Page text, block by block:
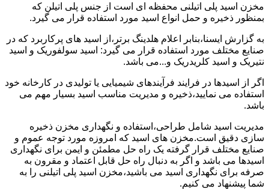
مخزن اسید پلی اتیلنی محفظه ای است از جنس پلی اتیلن که
بمنظور ذخیره و حمل انواع اسید مورد استفاده قرار می گیرد.
به گزارش ایسنا،بنابر اعلام هلدینگ برتر،از اسید های پرکاربرد که در
صنایع مختلف مورد استفاده قرار می گیرد: اسید سولفوریک و اسید
نتیریک و اسید کلریدریک و...می باشد.
اگر از اسیدها در فرایند فرآیندهای شیمیایی یا تولیدی در کارخانه خود
استفاده می نمایید،ذخیره و مدیریت مناسب اسید بسیار مهم می
باشد.
مدیریت اسید شامل طراحی،استفاده و نگهداری مخزن ذخیره
سازی دقیق است.مخزن های اسید که امروزه مورد توجه عموم و
صنایع مختلف قرار گرفته یک راه حل مطمئن و ایمن برای نگهداری
اسیدها می باشد و اگر به دنبال راه حل قابل اعتماد و مقرون به
صرفه برای نگهداری اسید می باشید،مخزن اسید پلی اتیلنی را به
شما پیشنهاد می کنیم.